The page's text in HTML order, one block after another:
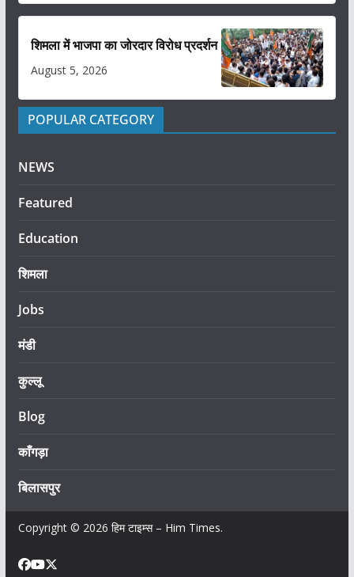
शिमला में भाजपा का जोरदार विरोध प्रदर्शन
August 5, 2026
POPULAR CATEGORY
NEWS
Featured
Education
शिमला
Jobs
मंडी
कुल्लू
Blog
काँगड़ा
बिलासपुर
Copyright © 2026 हिम टाइम्स – Him Times.